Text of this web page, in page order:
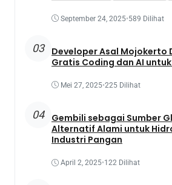
September 24, 2025•589 Dilihat
03
Developer Asal Mojokerto
Gratis Coding dan AI
Mei 27, 2025•225 Dilihat
04
Gembili sebagai Sumber
Alternatif Alami untuk
Industri Pangan
April 2, 2025•122 Dilihat